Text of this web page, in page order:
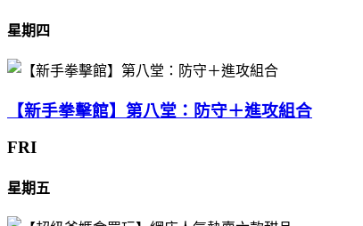
星期四
【新手拳擊館】第八堂：防守＋進攻組合
FRI
星期五